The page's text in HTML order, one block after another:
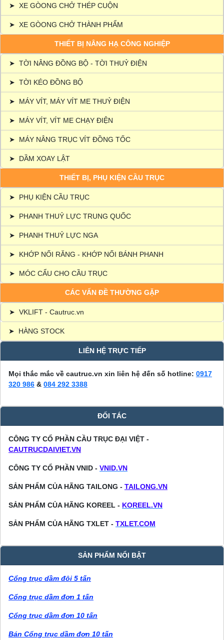
➤ XE GÒONG CHỞ THÉP CUỘN
➤ XE GÒONG CHỞ THÀNH PHẨM
THIẾT BỊ NÂNG HẠ CÔNG NGHIỆP
➤ TỜI NÂNG ĐỒNG BỘ - TỜI THUỶ ĐIỆN
➤ TỜI KÉO ĐỒNG BỘ
➤ MÁY VÍT, MÁY VÍT ME THUỶ ĐIỆN
➤ MÁY VÍT, VÍT ME CHẠY ĐIỆN
➤ MÁY NÂNG TRỤC VÍT ĐỒNG TỐC
➤ DẦM XOAY LẬT
THIẾT BỊ, PHỤ KIỆN CẦU TRỤC
➤ PHỤ KIỆN CẦU TRỤC
➤ PHANH THUỶ LỰC TRUNG QUỐC
➤ PHANH THUỶ LỰC NGA
➤ KHỚP NỐI RĂNG - KHỚP NỐI BÁNH PHANH
➤ MÓC CẨU CHO CẦU TRỤC
CÁC VẤN ĐỀ THƯỜNG GẶP
➤ VKLIFT - Cautruc.vn
➤ HÀNG STOCK
LIÊN HỆ TRỰC TIẾP
Mọi thắc mắc về cautruc.vn xin liên hệ đến số hotline: 0917
320 986 & 084 292 3388
ĐỐI TÁC
CÔNG TY CỔ PHẦN CẦU TRỤC ĐẠI VIỆT -
CAUTRUCDAIVIET.VN
CÔNG TY CỔ PHẦN VNID - VNID.VN
SẢN PHẨM CỦA HÃNG TAILONG - TAILONG.VN
SẢN PHẨM CỦA HÃNG KOREEL - KOREEL.VN
SẢN PHẨM CỦA HÃNG TXLET - TXLET.COM
SẢN PHẨM NỔI BẬT
Cổng trục dầm đôi 5 tấn
Cổng trục dầm đơn 1 tấn
Cổng trục dầm đơn 10 tấn
Bán Cổng trục dầm đơn 10 tấn